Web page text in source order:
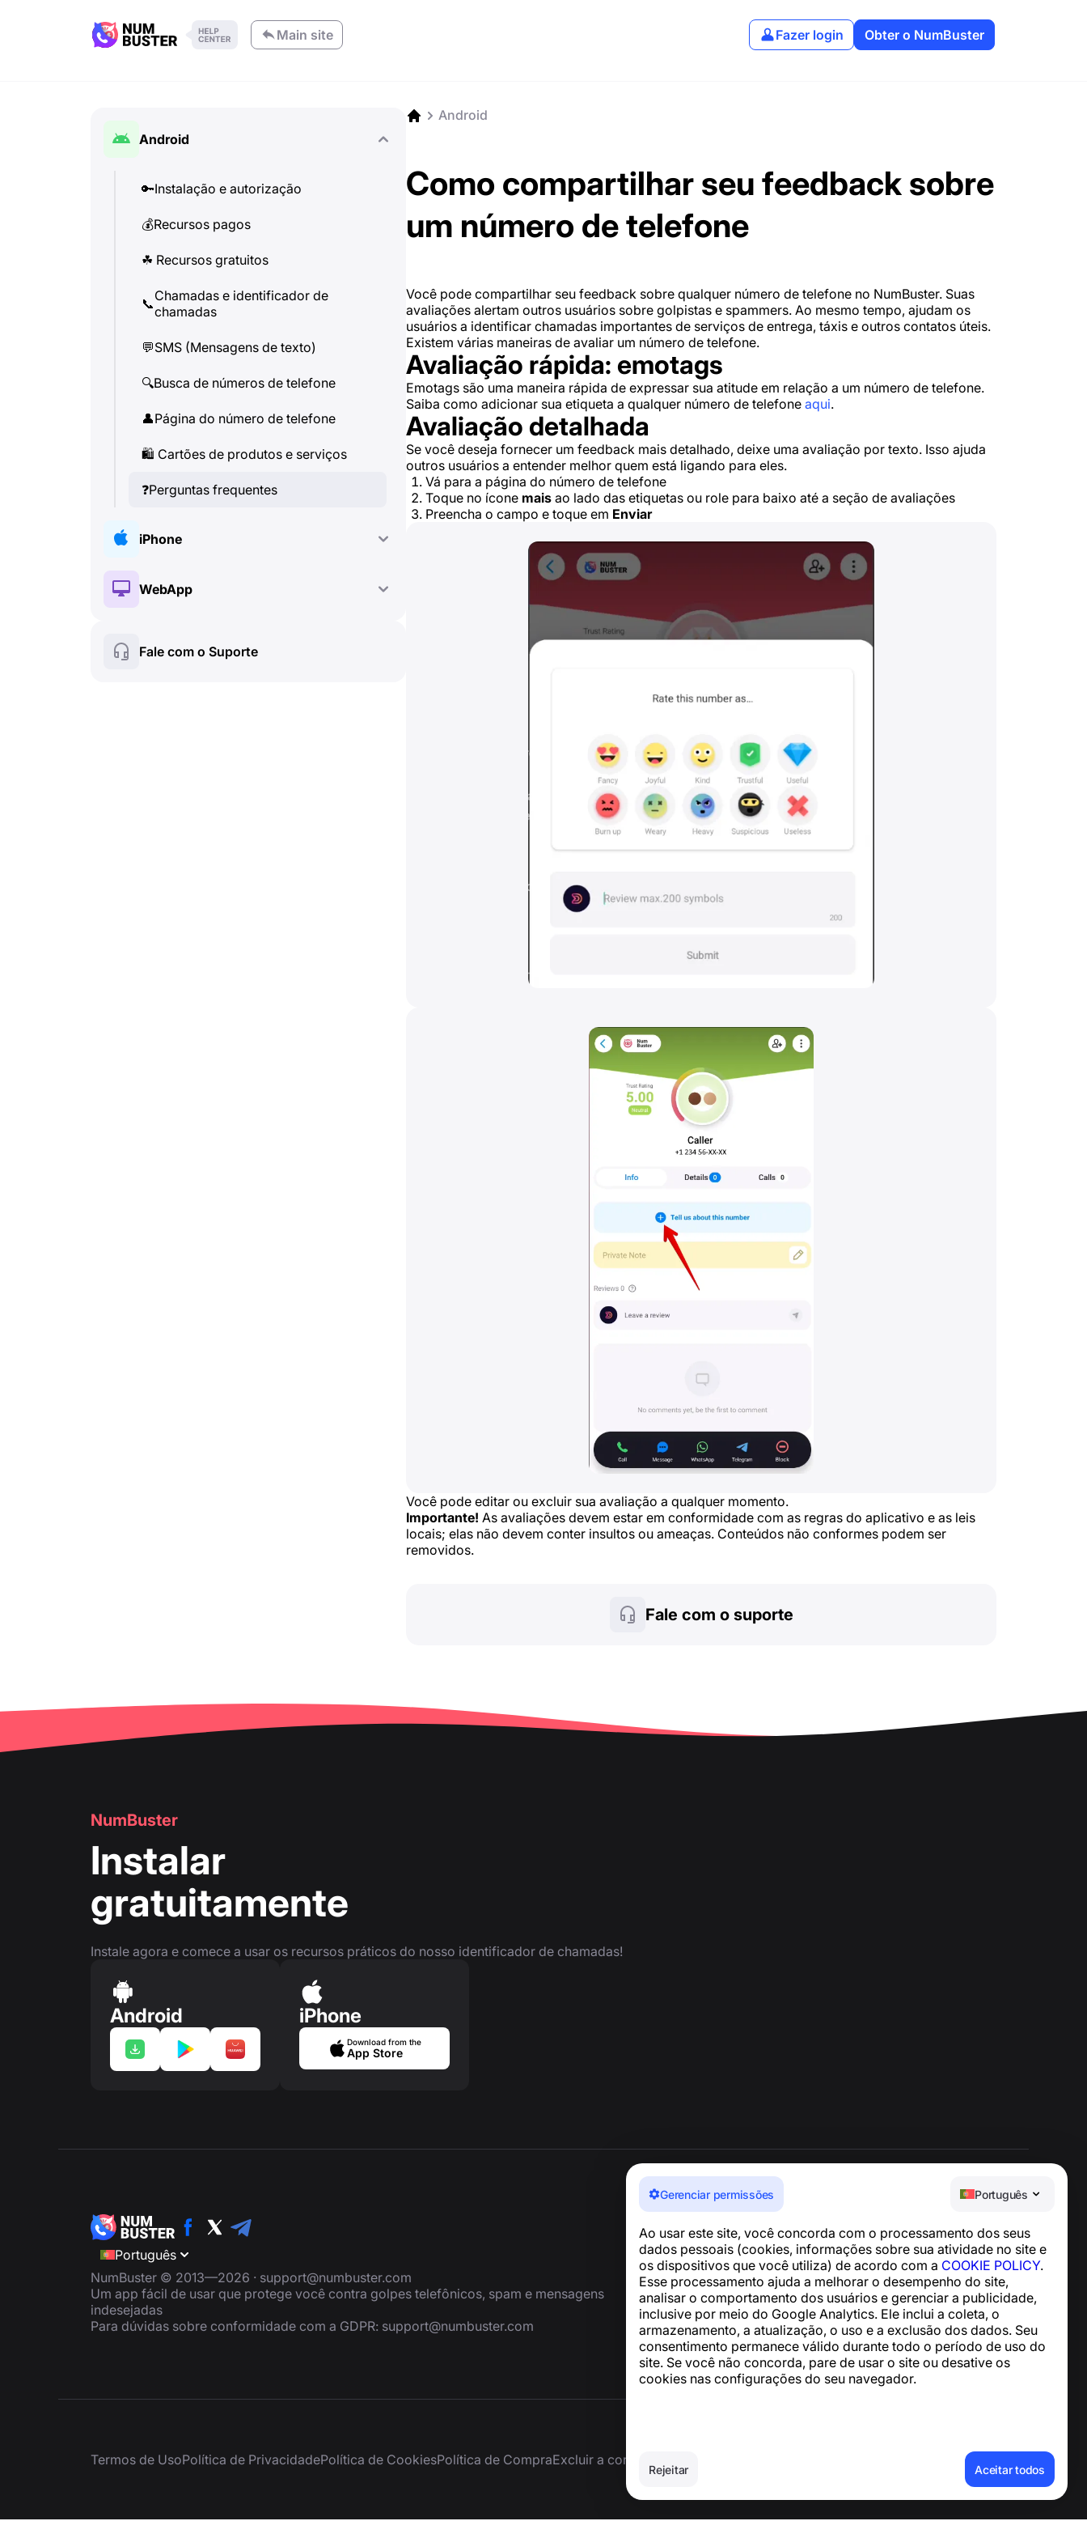
Main site Fazer login Obter o NumBuster
Gerenciar permissões Português
Ao usar este site, você concorda com o processamento dos seus
dados pessoais (cookies, informações sobre sua atividade no site e
os dispositivos que você utiliza) de acordo com a COOKIE POLICY.
Esse processamento ajuda a melhorar o desempenho do site,
analisar o comportamento dos usuários e gerenciar a publicidade,
inclusive por meio do Google Analytics. Ele inclui a coleta, o
armazenamento, a atualização, o uso e a exclusão dos dados. Seu
consentimento permanece válido durante todo o período de uso do
site. Se você não concorda, pare de usar o site ou desative os
cookies nas configurações do seu navegador.
Rejeitar Aceitar todos
Android
🔑Instalação e autorização
💰Recursos pagos
☘ ️ Recursos gratuitos
📞Chamadas e identificador de
chamadas
💬SMS (Mensagens de texto)
🔍Busca de números de telefone
👤Página do número de telefone
🛍 ️ Cartões de produtos e serviços
❓Perguntas frequentes
iPhone
🔑 Instalação e autorização
☘️ Recursos gratuitos
WebApp
Fale com o Suporte
Android
Como compartilhar seu feedback sobre
um número de telefone
Você pode compartilhar seu feedback sobre qualquer número de telefone no NumBuster. Suas
avaliações alertam outros usuários sobre golpistas e spammers. Ao mesmo tempo, ajudam os
usuários a identificar chamadas importantes de serviços de entrega, táxis e outros contatos úteis.
Existem várias maneiras de avaliar um número de telefone.
Avaliação rápida: emotags
Emotags são uma maneira rápida de expressar sua atitude em relação a um número de telefone.
Saiba como adicionar sua etiqueta a qualquer número de telefone aqui.
Avaliação detalhada
Se você deseja fornecer um feedback mais detalhado, deixe uma avaliação por texto. Isso ajuda
outros usuários a entender melhor quem está ligando para eles.
Vá para a página do número de telefone
Toque no ícone mais ao lado das etiquetas ou role para baixo até a seção de avaliações
Preencha o campo e toque em Enviar
Você pode editar ou excluir sua avaliação a qualquer momento.
Importante! As avaliações devem estar em conformidade com as regras do aplicativo e as leis
locais; elas não devem conter insultos ou ameaças. Conteúdos não conformes podem ser
removidos.
Fale com o suporte
NumBuster
Instalar
gratuitamente
Instale agora e comece a usar os recursos práticos do nosso identificador de chamadas!
Android iPhone
Download from the
App Store
Português
NumBuster © 2013—2026 · support@numbuster.com
Um app fácil de usar que protege você contra golpes telefônicos, spam e mensagens
indesejadas
Para dúvidas sobre conformidade com a GDPR: support@numbuster.com
Notícias e Artigos
Sobre o projeto
Contatos
Termos de UsoPolítica de PrivacidadePolítica de CookiesPolítica de CompraExcluir a conta e os dados pessoais